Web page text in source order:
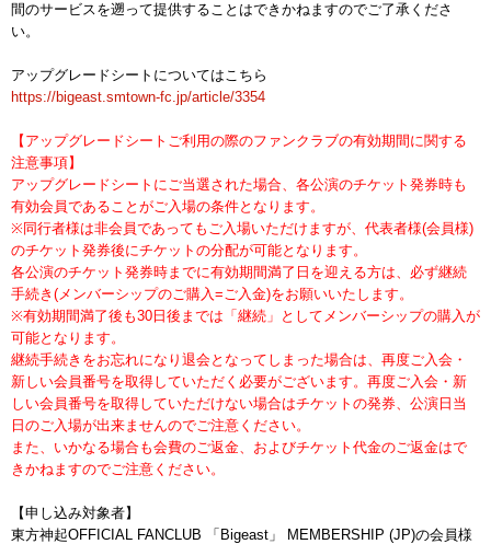
間のサービスを遡って提供することはできかねますのでご了承くださ
い。
アップグレードシートについてはこちら
https://bigeast.smtown-fc.jp/article/3354
【アップグレードシートご利用の際のファンクラブの有効期間に関する
注意事項】
アップグレードシートにご当選された場合、各公演のチケット発券時も
有効会員であることがご入場の条件となります。
※同行者様は非会員であってもご入場いただけますが、代表者様(会員様)
のチケット発券後にチケットの分配が可能となります。
各公演のチケット発券時までに有効期間満了日を迎える方は、必ず継続
手続き(メンバーシップのご購入=ご入金)をお願いいたします。
※有効期間満了後も30日後までは「継続」としてメンバーシップの購入が
可能となります。
継続手続きをお忘れになり退会となってしまった場合は、再度ご入会・
新しい会員番号を取得していただく必要がございます。再度ご入会・新
しい会員番号を取得していただけない場合はチケットの発券、公演日当
日のご入場が出来ませんのでご注意ください。
また、いかなる場合も会費のご返金、およびチケット代金のご返金はで
きかねますのでご注意ください。
【申し込み対象者】
東方神起OFFICIAL FANCLUB 「Bigeast」 MEMBERSHIP (JP)の会員様